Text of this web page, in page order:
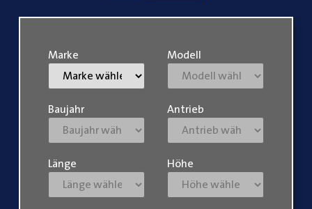
Marke Modell
Baujahr Antrieb
Länge Höhe